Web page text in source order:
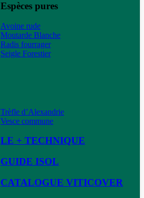
Espèces pures
Avoine rude
Moutarde Blanche
Radis fourrager
Seigle Forestier
Trèfle d’Alexandrie
Vesce commune
LE + TECHNIQUE
GUIDE ISOL
CATALOGUE VITICOVER